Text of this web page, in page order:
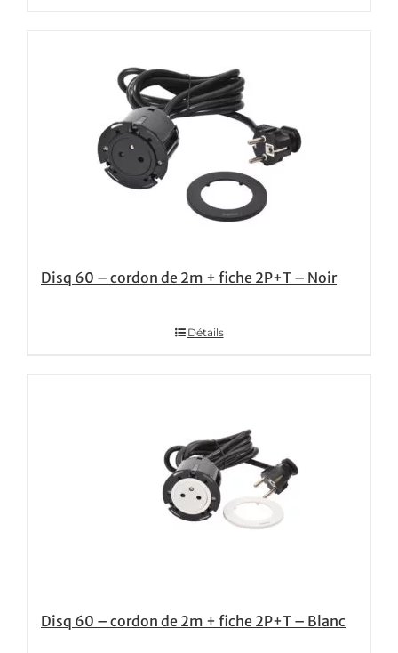
Disq 60 – cordon de 2m + fiche 2P+T – Noir
Détails
Disq 60 – cordon de 2m + fiche 2P+T – Blanc